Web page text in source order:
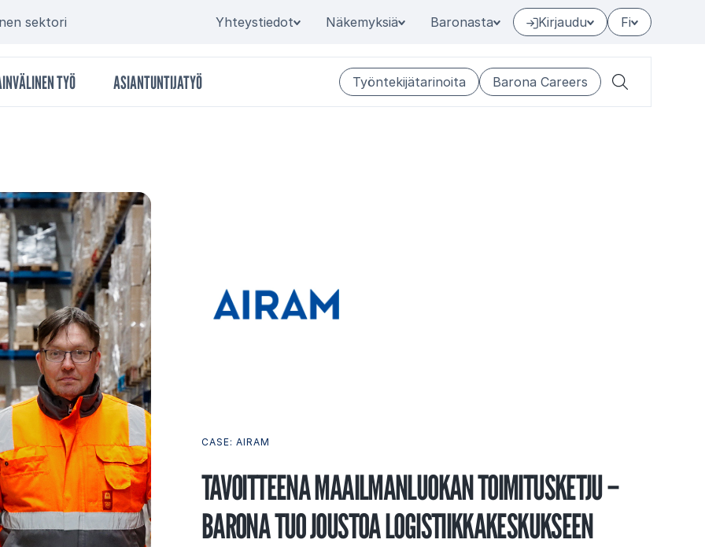
sektori SecondaryYhteystiedot Näkemyksiä Baronasta Kirjaudu Fi
TYÖ ASIANTUNTIJATYÖ Työntekijätarinoita Barona Careers Hae
CASE: AIRAM
TA­VOIT­TEE­NA MAA­IL­MAN­LUO­KAN TOI­MI­TUS­KET­JU –
BA­RO­NA TUO JOUS­TOA LO­GIS­TIIK­KA­KES­KUK­SEEN